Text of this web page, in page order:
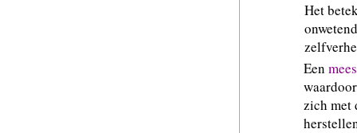
Een
zich met
Het